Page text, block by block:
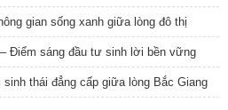
gian sống xanh giữa lòng đô thị
Điểm sáng đầu tư sinh lời bền vững
thái đẳng cấp giữa lòng Bắc Giang